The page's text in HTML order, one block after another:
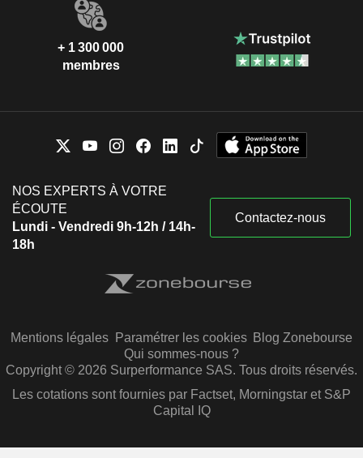
+ 1 300 000
membres
NOS EXPERTS À VOTRE
ÉCOUTE
Lundi - Vendredi 9h-12h / 14h-
18h
Contactez-nous
Mentions légales Paramétrer les cookies Blog Zonebourse
Qui sommes-nous ?
Copyright © 2026 Surperformance SAS. Tous droits réservés.
Les cotations sont fournies par Factset, Morningstar et S&P
Capital IQ